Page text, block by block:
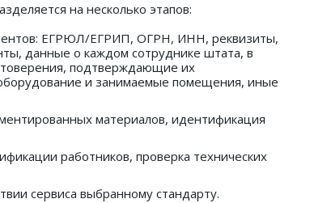
на несколько этапов:
ЕГРЮЛ/ЕГРИП, ОГРН, ИНН, реквизиты,
данные о каждом сотруднике штата, в
подтверждающие их
и занимаемые помещения, иные
материалов, идентификация
работников, проверка технических
сервиса выбранному стандарту.